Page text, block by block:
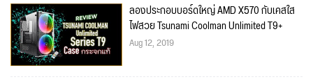
ลองประกอบบอร์ดใหญ่ AMD X570 กับเคสใส
ไฟสวย Tsunami Coolman Unlimited T9+
Aug 12, 2019